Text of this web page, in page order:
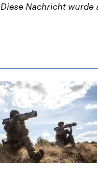
Diese Nachricht wurde